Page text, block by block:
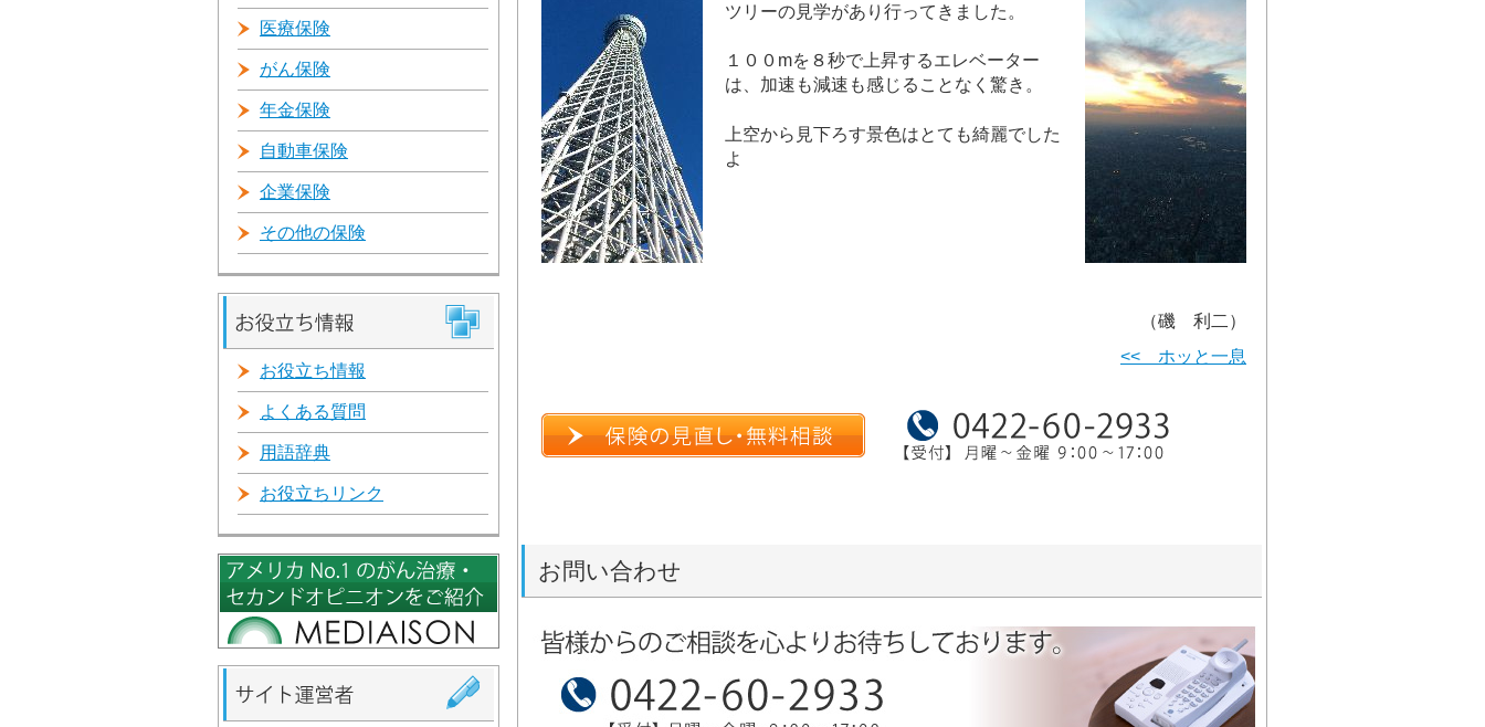
ツリーの見学があり行ってきました。
１００mを８秒で上昇するエレベーター
は、加速も減速も感じることなく驚き。
上空から見下ろす景色はとても綺麗でした
よ
（磯 利二）
<< ホッと一息
お問い合わせ
医療保険
がん保険
年金保険
自動車保険
企業保険
その他の保険
お役立ち情報
よくある質問
用語辞典
お役立ちリンク